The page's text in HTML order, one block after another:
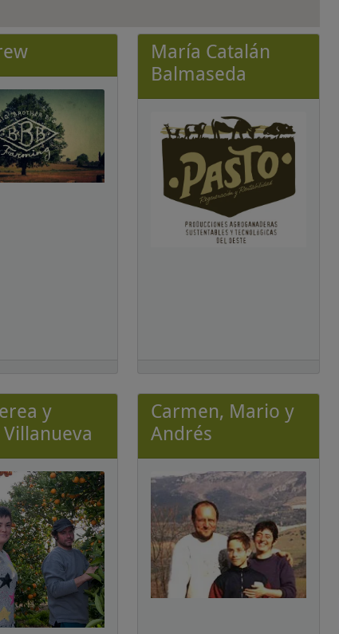
María Catalán
Balmaseda
y
Villanueva
Carmen, Mario y
Andrés